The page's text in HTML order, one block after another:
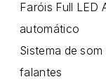
Faróis Full LED
automático
Sistema de
falantes